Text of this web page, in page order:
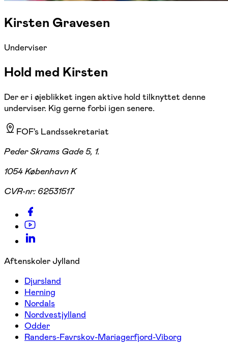
Kirsten Gravesen
Underviser
Hold med Kirsten
Der er i øjeblikket ingen aktive hold tilknyttet denne
underviser. Kig gerne forbi igen senere.
FOF's Landssekretariat
Peder Skrams Gade 5, 1.
1054 København K
CVR-nr: 62531517
Aftenskoler Jylland
Djursland
Herning
Nordals
Nordvestjylland
Odder
Randers-Favrskov-Mariagerfjord-Viborg